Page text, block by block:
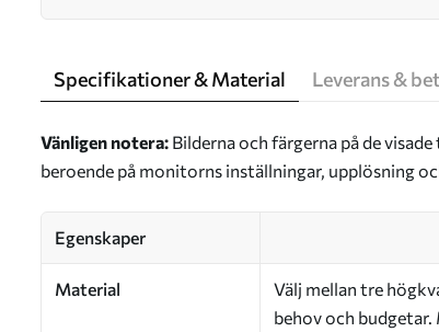
Specifikationer & Material Leverans &
Vänligen notera: Bilderna och färgerna på de
beroende på monitorns inställningar, upplösning
Egenskaper
Material
Välj mellan tre
behov och budgetar.